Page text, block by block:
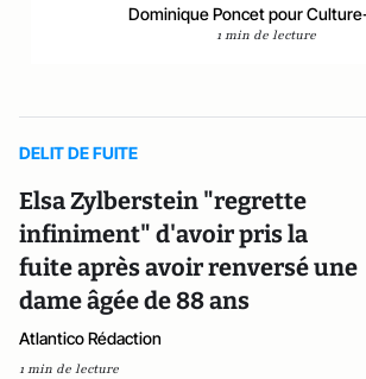
Dominique Poncet pour
1 min de lecture
DELIT DE FUITE
Elsa Zylberstein "regrette
infiniment" d'avoir pris la
fuite après avoir renversé une
dame âgée de 88 ans
Atlantico Rédaction
1 min de lecture